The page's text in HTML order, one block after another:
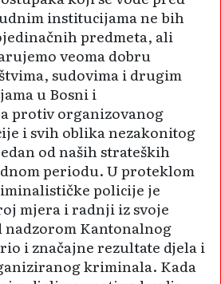
institucijama ne bih
predmeta, ali
veoma dobru
sudovima i drugim
u Bosni i
protiv organizovanog
i svih oblika nezakonitog
od naših stra­teških
periodu. U proteklom
policije je
mjera i radnji iz svoje
nadzorom Ka­ntonalnog
i značajne rezultate djela i
kriminala. Kada